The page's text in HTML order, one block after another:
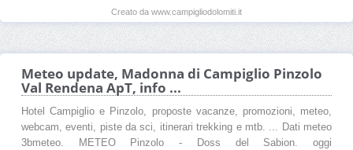
Creato da www.campigliodolomiti.it
Meteo update, Madonna di Campiglio Pinzolo
Val Rendena ApT, info ...
Hotel Campiglio e Pinzolo, proposte vacanze, promozioni, meteo,
webcam, eventi, piste da sci, itinerari trekking e mtb. ... Dati meteo
3bmeteo. METEO Pinzolo - Doss del Sabion. oggi